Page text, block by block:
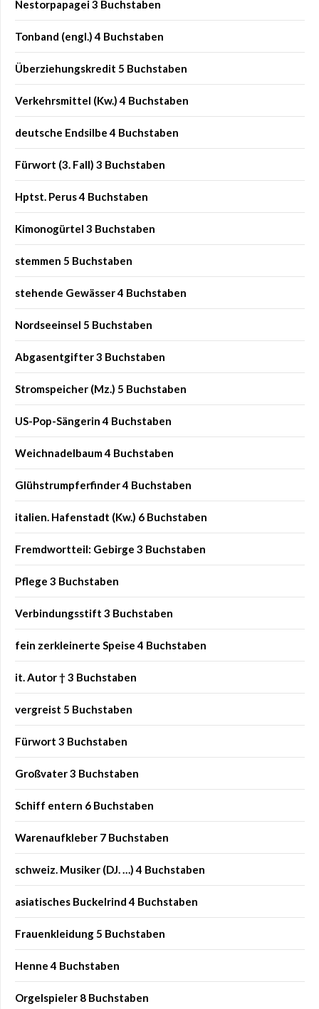
Nestorpapagei 3 Buchstaben
Tonband (engl.) 4 Buchstaben
Überziehungskredit 5 Buchstaben
Verkehrsmittel (Kw.) 4 Buchstaben
deutsche Endsilbe 4 Buchstaben
Fürwort (3. Fall) 3 Buchstaben
Hptst. Perus 4 Buchstaben
Kimonogürtel 3 Buchstaben
stemmen 5 Buchstaben
stehende Gewässer 4 Buchstaben
Nordseeinsel 5 Buchstaben
Abgasentgifter 3 Buchstaben
Stromspeicher (Mz.) 5 Buchstaben
US-Pop-Sängerin 4 Buchstaben
Weichnadelbaum 4 Buchstaben
Glühstrumpferfinder 4 Buchstaben
italien. Hafenstadt (Kw.) 6 Buchstaben
Fremdwortteil: Gebirge 3 Buchstaben
Pflege 3 Buchstaben
Verbindungsstift 3 Buchstaben
fein zerkleinerte Speise 4 Buchstaben
it. Autor † 3 Buchstaben
vergreist 5 Buchstaben
Fürwort 3 Buchstaben
Großvater 3 Buchstaben
Schiff entern 6 Buchstaben
Warenaufkleber 7 Buchstaben
schweiz. Musiker (DJ. …) 4 Buchstaben
asiatisches Buckelrind 4 Buchstaben
Frauenkleidung 5 Buchstaben
Henne 4 Buchstaben
Orgelspieler 8 Buchstaben